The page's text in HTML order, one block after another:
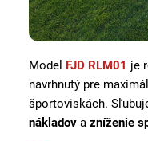
Model FJD RLM01 je
navrhnutý pre
športoviskách.
nákladov a zníženie